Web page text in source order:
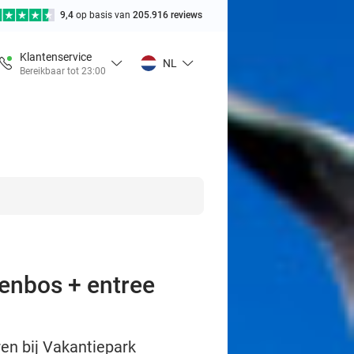
9,4 op basis van 205.916 reviews
Klantenservice
Bereikbaar tot 23:00
NL
+ entree
bij Vakantiepark